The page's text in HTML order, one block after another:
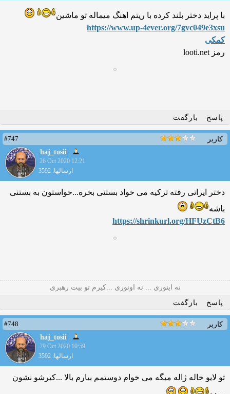
با پراید دختر بلند کرده با ریتم اهنگ میماله تو ماشین
https://www.up-4ever.org/7gvc049e3xsu
کمکی
رمز looti.net
پاسخ بازگفت
کاربر
#747
haj_tosii
26 Oct 2020 12:21
ارسالها: 3592
دختر ایرانی رفته ترکیه می خواد بستنی بخره...حواستون به بستنی
باشه
https://shrinkurl.org/HFUzCtB6
نه اینوری ... نه اونوری ...کیرم تو بیت رهبری
پاسخ
بازگفت
کاربر
#748
haj_tosii
29 Oct 2020 10:59
ارسالها: 3592
تو لایو خاله ژاله میگه می خوام دوستمم بیارم بالا ...کیرشو نشون